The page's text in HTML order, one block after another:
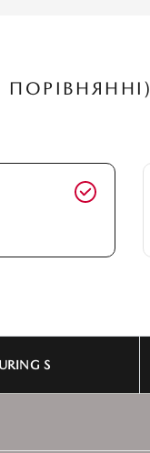
ПОРІВНЯННІ)
S